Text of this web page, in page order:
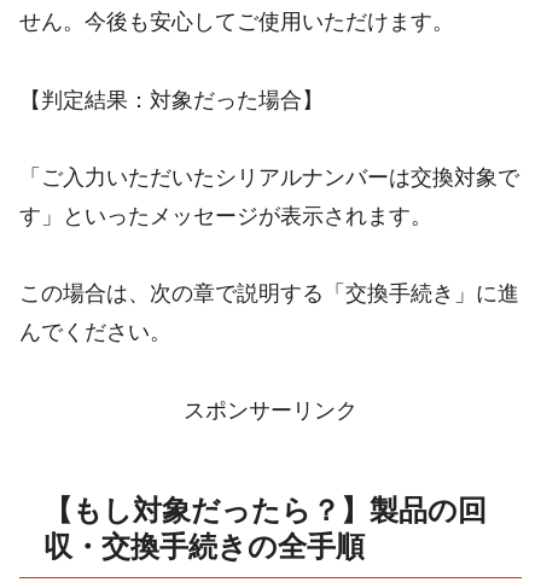
せん。今後も安心してご使用いただけます。
【判定結果：対象だった場合】
「ご入力いただいたシリアルナンバーは交換対象で
す」といったメッセージが表示されます。
この場合は、次の章で説明する「交換手続き」に進
んでください。
スポンサーリンク
【もし対象だったら？】製品の回
収・交換手続きの全手順